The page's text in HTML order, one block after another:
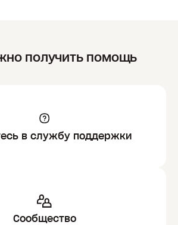
получить помощь
в службу поддержки
Сообщество